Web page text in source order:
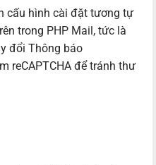
cấu hình cài đặt tương tự
trong PHP Mail, tức là
đổi Thông báo
reCAPTCHA để tránh thư